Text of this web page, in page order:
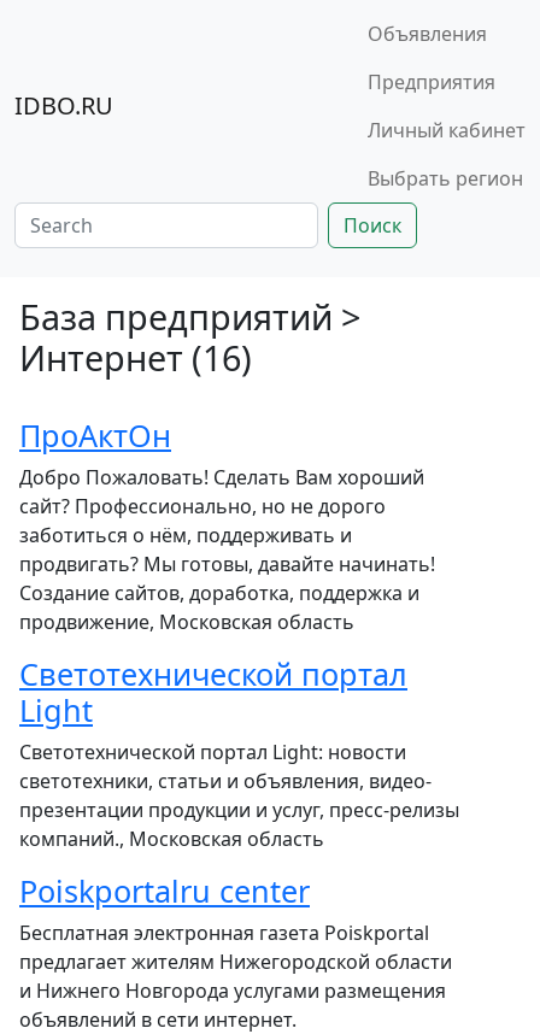
IDBO.RU
Объявления
Предприятия
Личный кабинет
Выбрать регион
Поиск
База предприятий >
Интернет (16)
ПроАктОн
Добро Пожаловать! Сделать Вам хороший
сайт? Профессионально, но не дорого
заботиться о нём, поддерживать и
продвигать? Мы готовы, давайте начинать!
Создание сайтов, доработка, поддержка и
продвижение, Московская область
Светотехнической портал
Light
Светотехнической портал Light: новости
светотехники, статьи и объявления, видео-
презентации продукции и услуг, пресс-релизы
компаний., Московская область
Poiskportalru center
Бесплатная электронная газета Poiskportal
предлагает жителям Нижегородской области
и Нижнего Новгорода услугами размещения
объявлений в сети интернет.